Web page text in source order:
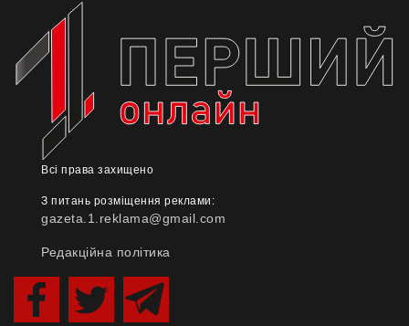
Всі права захищено
З питань розміщення реклами:
gazeta.1.reklama@gmail.com
Редакційна політика